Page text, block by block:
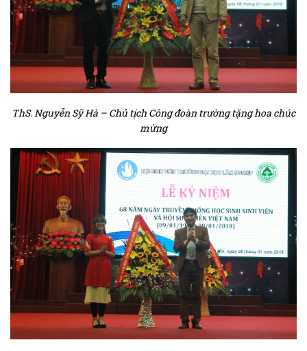
ThS. Nguyễn Sỹ Hà – Chủ tịch Công đoàn trường tặng hoa chúc
mừng